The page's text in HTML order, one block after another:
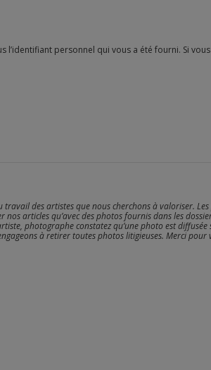
des artistes que nous cherchons à valoriser.
articles qu’avec des photos fournis dans les
photographe constatez qu’une photo est diffusée
à retirer toutes photos litigieuses. Merci pour